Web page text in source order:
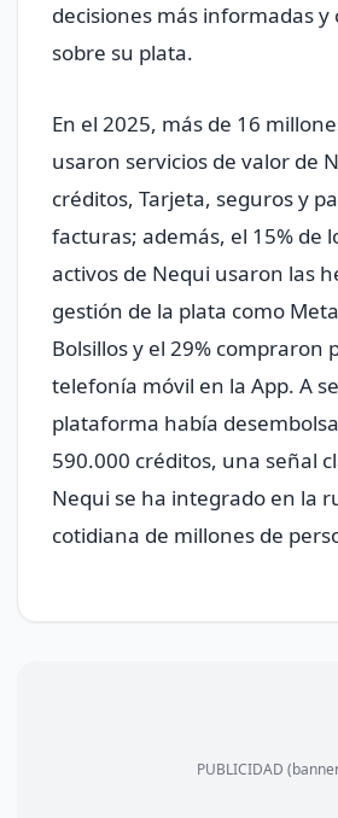
decisiones más informadas y
sobre su plata.
En el 2025, más de 16
usaron servicios de valor de
créditos, Tarjeta, seguros y
facturas; además, el 15% de
activos de Nequi usaron las
gestión de la plata como
Bolsillos y el 29% compraron
telefonía móvil en la App. A
plataforma había
590.000 créditos, una señal
Nequi se ha integrado en la
cotidiana de millones de
PUBLICIDAD